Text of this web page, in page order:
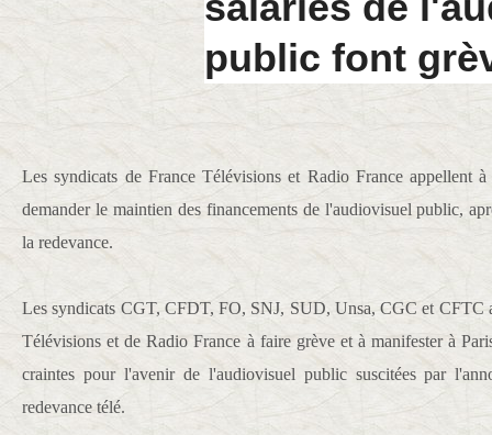
public font
Les syndicats de France Télévisions et Radio France appellent
demander le maintien des financements de l'audiovisuel public,
la redevance.
Les syndicats CGT, CFDT, FO, SNJ, SUD, Unsa, CGC et CFTC
Télévisions et de Radio France à faire grève et à manifester à
craintes pour l'avenir de l'audiovisuel public suscitées par
redevance télé.